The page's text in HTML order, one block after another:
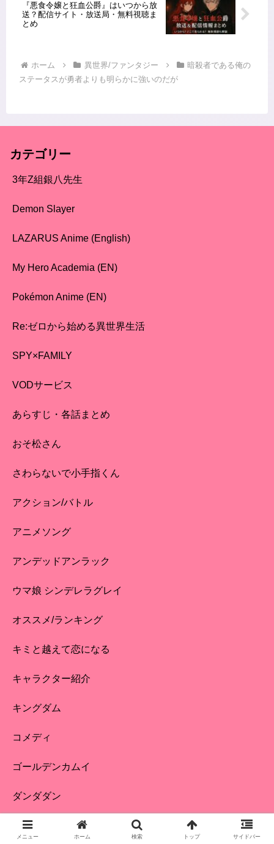
『悪食令嬢と狂血公爵』はいつから放
送？配信サイト・放送局・無料視聴ま
とめ
ホーム 異世界/ファンタジー
暗殺者である俺の
ステータスが勇者よりも明らかに強いのだが
カテゴリー
3年Z組銀八先生
Demon Slayer
LAZARUS Anime (English)
My Hero Academia (EN)
Pokémon Anime (EN)
Re:ゼロから始める異世界生活
SPY×FAMILY
VODサービス
あらすじ・各話まとめ
おそ松さん
さわらないで小手指くん
アクション/バトル
アニメソング
アンデッドアンラック
ウマ娘 シンデレラグレイ
オススメ/ランキング
キミと越えて恋になる
キャラクター紹介
キングダム
コメディ
ゴールデンカムイ
ダンダダン
ポケモン アニメ
メニュー ホーム 検索 トップ サイドバー